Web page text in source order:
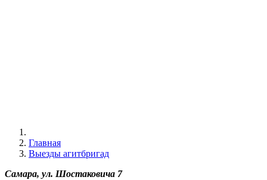
Главная
Выезды агитбригад
Самара, ул. Шостаковича 7